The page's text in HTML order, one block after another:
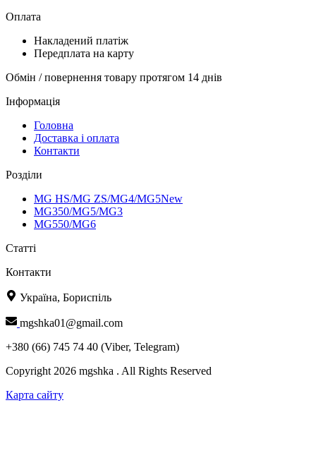
Оплата
Накладений платіж
Передплата на карту
Обмін / повернення товару протягом 14 днів
Інформація
Головна
Доставка і оплата
Контакти
Розділи
MG HS/MG ZS/MG4/MG5New
MG350/MG5/MG3
MG550/MG6
Статті
Контакти
Україна, Бориспіль
mgshka01@gmail.com
+380 (66) 745 74 40 (Viber, Telegram)
Copyright 2026 mgshka . All Rights Reserved
Карта сайту